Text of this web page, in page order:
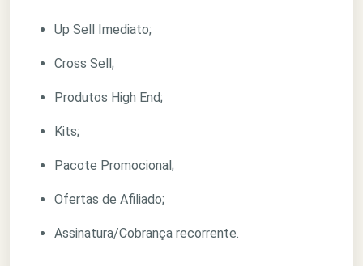
Up Sell Imediato;
Cross Sell;
Produtos High End;
Kits;
Pacote Promocional;
Ofertas de Afiliado;
Assinatura/Cobrança recorrente.